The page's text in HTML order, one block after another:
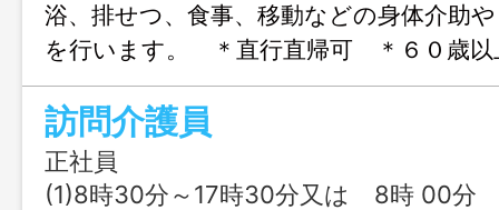
浴、排せつ、食事、移動などの身体介助
を行います。 ＊直行直帰可 ＊６０歳以
歓迎します ＊変更範囲：変更なし 正社
間、平均週５勤務 限定社員：１日６時
バイト：１日３時間、週２回～ 訪問ス
せた出退勤の時間や方法など随時検討し
訪問介護員
正社員
(1)8時30分～17時30分又は 8時 00分 ～ 18時